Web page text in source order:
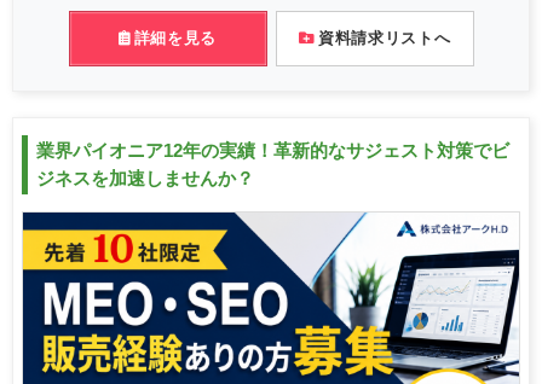
詳細を見る 資料請求リストへ
業界パイオニア12年の実績！革新的なサジェスト対策でビ
ジネスを加速しませんか？